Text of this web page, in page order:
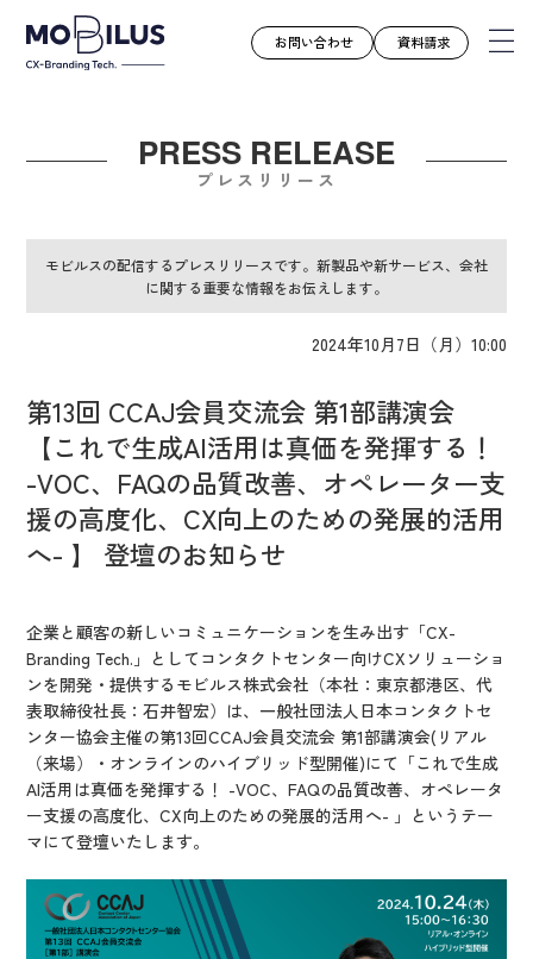
モビルスとは
導入事例
ユースケース
お役立ち資料
会社案内
採用情報
IR情報
お問い合わせ 資料請求
PRESS RELEASE
プレスリリース
モビルスの配信するプレスリリースです。新製品や新サービス、会社
に関する重要な情報をお伝えします。
2024年10月7日（月）10:00
第13回 CCAJ会員交流会 第1部講演会
【これで生成AI活用は真価を発揮する！
-VOC、FAQの品質改善、オペレーター支
援の高度化、CX向上のための発展的活用
へ- 】 登壇のお知らせ
企業と顧客の新しいコミュニケーションを生み出す「CX-
Branding Tech.」としてコンタクトセンター向けCXソリューショ
ンを開発・提供するモビルス株式会社（本社：東京都港区、代
表取締役社長：石井智宏）は、一般社団法人日本コンタクトセ
ンター協会主催の第13回CCAJ会員交流会 第1部講演会(リアル
（来場）・オンラインのハイブリッド型開催)にて「これで生成
AI活用は真価を発揮する！ -VOC、FAQの品質改善、オペレータ
ー支援の高度化、CX向上のための発展的活用へ- 」というテー
マにて登壇いたします。